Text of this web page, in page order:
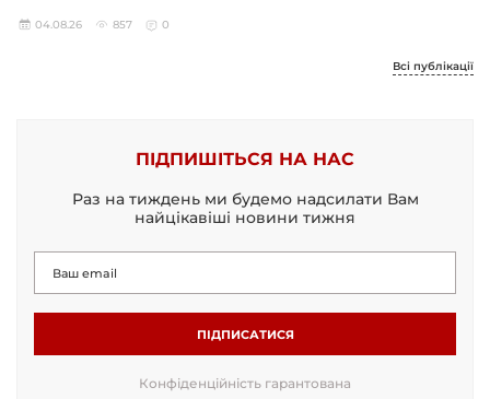
04.08.26 857 0
Всі публікації
ПІДПИШІТЬСЯ НА НАС
Раз на тиждень ми будемо надсилати Вам
найцікавіші новини тижня
ПІДПИСАТИСЯ
Конфіденційність гарантована